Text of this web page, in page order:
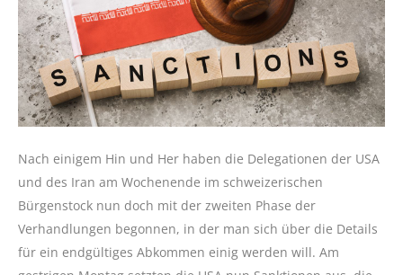
Nach einigem Hin und Her haben die Delegationen der USA
und des Iran am Wochenende im schweizerischen
Bürgenstock nun doch mit der zweiten Phase der
Verhandlungen begonnen, in der man sich über die Details
für ein endgültiges Abkommen einig werden will. Am